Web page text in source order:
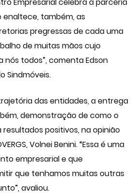
também, as
pregressas de cada uma
de muitas mãos cujo
todos”, comenta Edson
Sindmóveis.
das entidades, a entrega
demonstração de como o
positivos, na opinião
Volnei Benini. “Essa é uma
empresarial e que
que tenhamos muitas outras
avaliou.